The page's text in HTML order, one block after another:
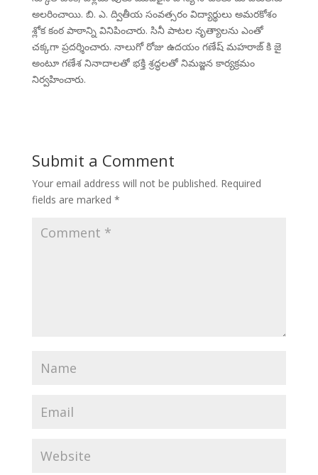
అలరించాయి. బి. ఎ. ద్వితీయ సంవత్సరం విద్యార్థులు అమరకోశం
శ్లోక కంఠ పాఠాన్ని వినిపించారు. సినీ పాటల నృత్యాలను ఎంతో
చక్కగా ప్రదర్శించారు. నాలుగో రోజు ఉదయం గణేష్ మహరాజ్ కి జై
అంటూ గణేశ నినాదాలతో భక్తి శ్రద్ధలతో నిమజ్జన కార్యక్రమం
నిర్వహించారు.
Submit a Comment
Your email address will not be published. Required
fields are marked *